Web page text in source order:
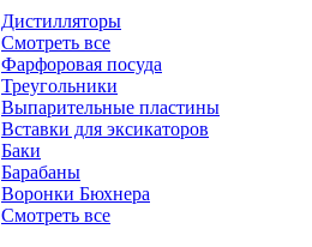
Дистилляторы
Смотреть все
Фарфоровая посуда
Треугольники
Выпарительные пластины
Вставки для эксикаторов
Баки
Барабаны
Воронки Бюхнера
Смотреть все